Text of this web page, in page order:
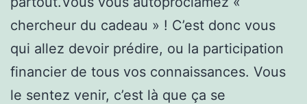
chercheur du cadeau » ! C’est donc vous
qui allez devoir prédire, ou la participation
financier de tous vos connaissances. Vous
le sentez venir, c’est là que ça se